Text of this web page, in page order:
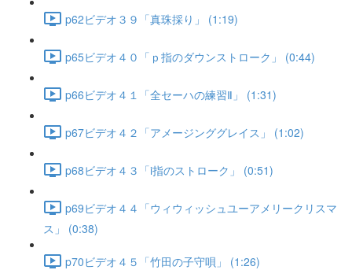
p62ビデオ３９「真珠採り」 (1:19)
p65ビデオ４０「ｐ指のダウンストローク」 (0:44)
p66ビデオ４１「全セーハの練習Ⅱ」 (1:31)
p67ビデオ４２「アメージンググレイス」 (1:02)
p68ビデオ４３「i指のストローク」 (0:51)
p69ビデオ４４「ウィウィッシュユーアメリークリスマ
ス」 (0:38)
p70ビデオ４５「竹田の子守唄」 (1:26)